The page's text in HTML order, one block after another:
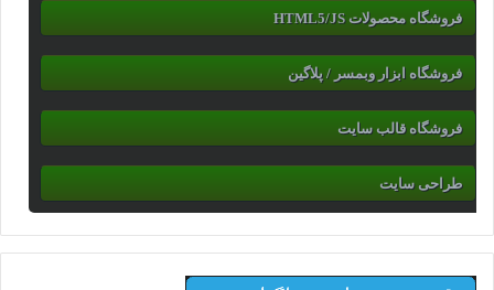
فروشگاه محصولات HTML5/JS
فروشگاه ابزار وبمسر / پلاگین
فروشگاه قالب سایت
طراحی سایت